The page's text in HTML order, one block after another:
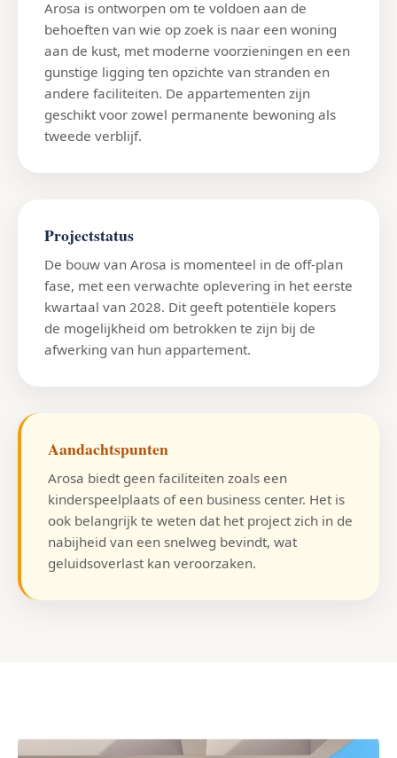
Arosa is ontworpen om te voldoen aan de
behoeften van wie op zoek is naar een woning
aan de kust, met moderne voorzieningen en een
gunstige ligging ten opzichte van stranden en
andere faciliteiten. De appartementen zijn
geschikt voor zowel permanente bewoning als
tweede verblijf.
Projectstatus
De bouw van Arosa is momenteel in de off-plan
fase, met een verwachte oplevering in het eerste
kwartaal van 2028. Dit geeft potentiële kopers
de mogelijkheid om betrokken te zijn bij de
afwerking van hun appartement.
Aandachtspunten
Arosa biedt geen faciliteiten zoals een
kinderspeelplaats of een business center. Het is
ook belangrijk te weten dat het project zich in de
nabijheid van een snelweg bevindt, wat
geluidsoverlast kan veroorzaken.